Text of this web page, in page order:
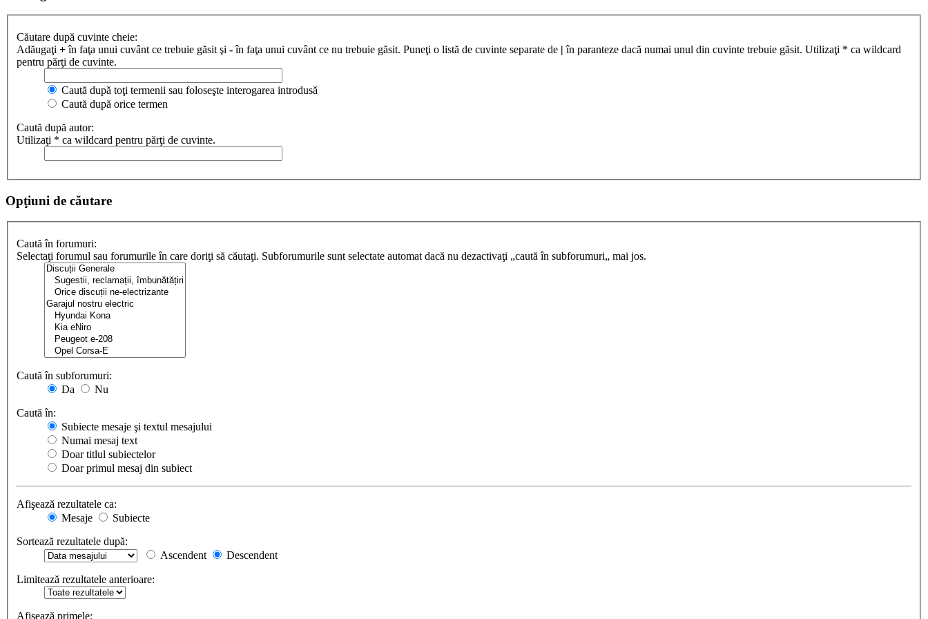
Căutare după cuvinte cheie:
Adăugaţi +în faţa unui cuvânt ce trebuie găsit şi -în faţa unui cuvânt ce nu trebuie găsit. Puneţi o listă de cuvinte separate de | în paranteze dacă numai unul din cuvinte trebuie găsit. Utilizaţi * ca wildcard
pentru părţi de cuvinte.
Caută după toţi termenii sau foloseşte interogarea introdusă
Caută după orice termen
Caută după autor:
Utilizaţi * ca wildcard pentru părţi de cuvinte.
Opţiuni de căutare
Caută în forumuri:
Selectaţi forumul sau forumurile în care doriţi să căutaţi. Subforumurile sunt selectate automat dacă nu dezactivaţi „caută în subforumuri„ mai jos.
Caută în subforumuri:
Da
Nu
Caută în:
Subiecte mesaje şi textul mesajului
Numai mesaj text
Doar titlul subiectelor
Doar primul mesaj din subiect
Afişează rezultatele ca:
Mesaje
Subiecte
Sortează rezultatele după:
Ascendent
Descendent
Limitează rezultatele anterioare:
Afişează primele: